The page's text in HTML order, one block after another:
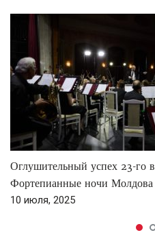
Оглушительный успех 23-го
Фортепианные ночи
10 июля, 2025